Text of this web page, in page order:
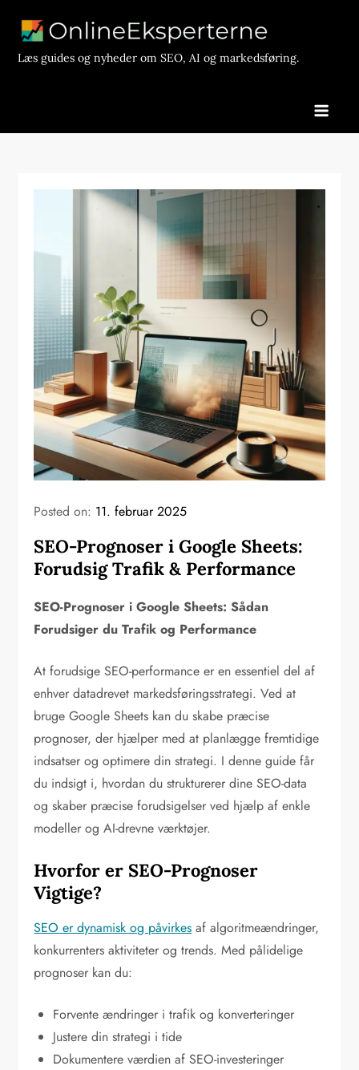
contentLæs guides og nyheder om SEO, AI og markedsføring.
Posted on: 11. februar 2025
SEO-Prognoser i Google Sheets:
Forudsig Trafik & Performance
SEO-Prognoser i Google Sheets: Sådan
Forudsiger du Trafik og Performance
At forudsige SEO-performance er en essentiel del af
enhver datadrevet markedsføringsstrategi. Ved at
bruge Google Sheets kan du skabe præcise
prognoser, der hjælper med at planlægge fremtidige
indsatser og optimere din strategi. I denne guide får
du indsigt i, hvordan du strukturerer dine SEO-data
og skaber præcise forudsigelser ved hjælp af enkle
modeller og AI-drevne værktøjer.
Hvorfor er SEO-Prognoser
Vigtige?
SEO er dynamisk og påvirkes af algoritmeændringer,
konkurrenters aktiviteter og trends. Med pålidelige
prognoser kan du:
Forvente ændringer i trafik og konverteringer
Justere din strategi i tide
Dokumentere værdien af SEO-investeringer